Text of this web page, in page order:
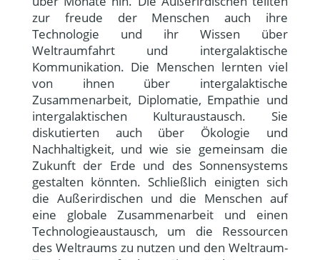
zur freude der Menschen auch ihre
Technologie und ihr Wissen über
Weltraumfahrt und intergalaktische
Kommunikation. Die Menschen lernten viel
von ihnen über intergalaktische
Zusammenarbeit, Diplomatie, Empathie und
intergalaktischen Kulturaustausch. Sie
diskutierten auch über Ökologie und
Nachhaltigkeit, und wie sie gemeinsam die
Zukunft der Erde und des Sonnensystems
gestalten könnten. Schließlich einigten sich
die Außerirdischen und die Menschen auf
eine globale Zusammenarbeit und einen
Technologieaustausch, um die Ressourcen
des Weltraums zu nutzen und den Weltraum-